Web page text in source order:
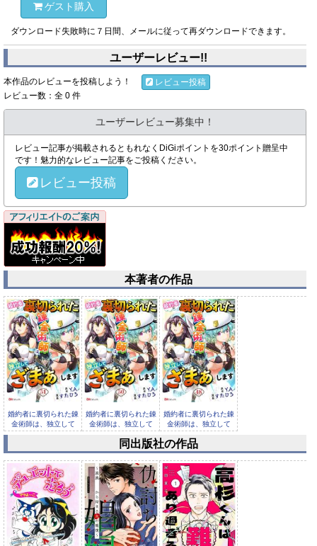
ゲスト購入
ダウンロード失敗時に７日間、メールに従って再ダウンロードできます。
ユーザーレビュー!!
本作品のレビューを投稿しよう！
レビュー投稿
レビュー数：全 0 件
ユーザーレビュー募集中！
レビュー記事が掲載されるともれなくDiGiポイントを30ポイント贈呈中
です！魅力的なレビュー記事をご投稿ください。
レビュー投稿
本著者の作品
婚約者に裏切られた錬
金術師は、独立して
『ざまぁ』...
婚約者に裏切られた錬
金術師は、独立して
『ざまぁ』...
婚約者に裏切られた錬
金術師は、独立して
『ざまぁ』...
同出版社の作品